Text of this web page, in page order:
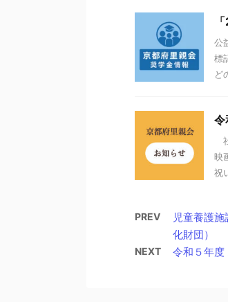
公
標
ど
令
映
祝
PREV
児童養護
化財団）
NEXT 令和５年度